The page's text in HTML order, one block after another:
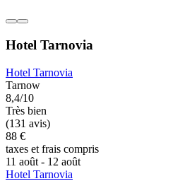
Hotel Tarnovia
Hotel Tarnovia
Tarnow
8,4/10
Très bien
(131 avis)
88 €
taxes et frais compris
11 août - 12 août
Hotel Tarnovia